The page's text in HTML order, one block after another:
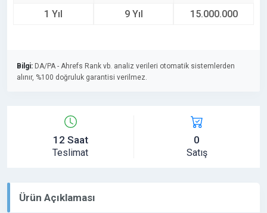
1 Yıl
9 Yıl
15.000.000
Bilgi: DA/PA - Ahrefs Rank vb. analiz verileri otomatik sistemlerden
alınır, %100 doğruluk garantisi verilmez.
12 Saat
Teslimat
0
Satış
Ürün Açıklaması